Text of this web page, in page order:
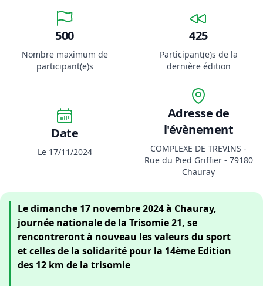
500
Nombre maximum de
participant(e)s
425
Participant(e)s de la
dernière édition
Date
Le 17/11/2024
Adresse de
l'évènement
COMPLEXE DE TREVINS -
Rue du Pied Griffier - 79180
Chauray
Le dimanche 17 novembre 2024 à Chauray,
journée nationale de la Trisomie 21, se
rencontreront à nouveau les valeurs du sport
et celles de la solidarité pour la 14ème Edition
des 12 km de la trisomie